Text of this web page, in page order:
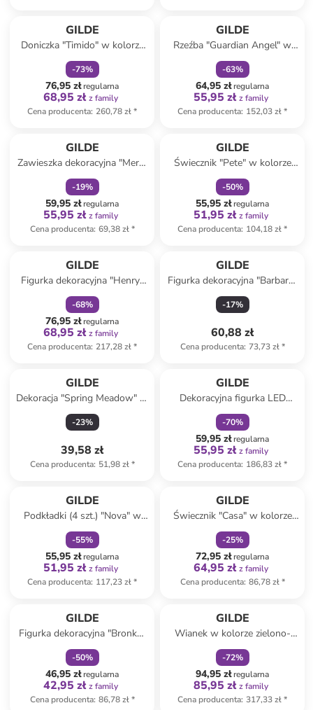
GILDE
Doniczka "Timido" w kolorze
białym - 15,5 x 14 cm
-73%
76,95 złregularna
68,95 zł z family
Cena producenta: 260,78 zł*
GILDE
Rzeźba "Guardian Angel" w
kolorze miedzianym - 8,5 x 54
x 4,5 cm
-63%
64,95 złregularna
55,95 zł z family
Cena producenta: 152,03 zł*
GILDE
Zawieszka dekoracyjna "Merry
Christmas" w kolorze
brązowym - 28 x 53 x 0,60 cm
-19%
59,95 złregularna
55,95 zł z family
Cena producenta: 69,38 zł*
GILDE
Świecznik "Pete" w kolorze
srebrno-złoto-kremowym - 9
x 18,5 cm
-50%
55,95 złregularna
51,95 zł z family
Cena producenta: 104,18 zł*
GILDE
Figurka dekoracyjna "Henry"
w kolorze srebrnym - 21 x 20
cm
-68%
76,95 złregularna
68,95 zł z family
Cena producenta: 217,28 zł*
GILDE
Figurka dekoracyjna "Barbara"
w kolorze białym - 13 x 24 x 7
cm
-17%
60,88 zł
Cena producenta: 73,73 zł*
GILDE
Dekoracja "Spring Meadow" w
kolorze białym - 24 x 23,5 x 4
cm
-23%
39,58 zł
Cena producenta: 51,98 zł*
GILDE
Dekoracyjna figurka LED
"Onni" w kolorze szarym - 18
x 47 cm
-70%
59,95 złregularna
55,95 zł z family
Cena producenta: 186,83 zł*
GILDE
Podkładki (4 szt.) "Nova" w
kolorze srebrnym - Ø 11 cm
-55%
55,95 złregularna
51,95 zł z family
Cena producenta: 117,23 zł*
GILDE
Świecznik "Casa" w kolorze
białym - 10,5 x 18 x 6 cm
-25%
72,95 złregularna
64,95 zł z family
Cena producenta: 86,78 zł*
GILDE
Figurka dekoracyjna "Bronko"
w kolorze szaro-białym - wys.
26 cm
-50%
46,95 złregularna
42,95 zł z family
Cena producenta: 86,78 zł*
GILDE
Wianek w kolorze zielono-
czerwonym - Ø 55 cm
-72%
94,95 złregularna
85,95 zł z family
Cena producenta: 317,33 zł*